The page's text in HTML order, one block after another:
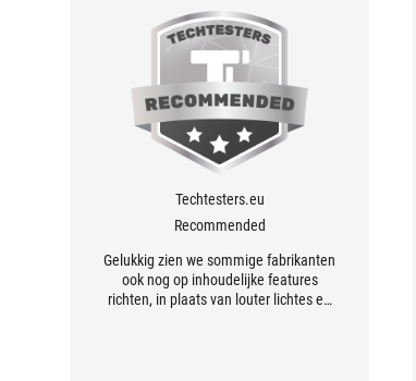
Techtesters.eu
Recommended
Gelukkig zien we sommige fabrikanten
ook nog op inhoudelijke features
richten, in plaats van louter lichtes en